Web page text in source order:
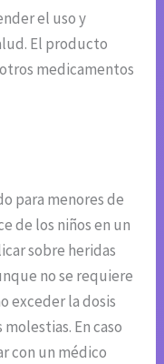
el uso y
El producto
medicamentos
para menores de
de los niños en un
sobre heridas
no se requiere
exceder la dosis
En caso
con un médico